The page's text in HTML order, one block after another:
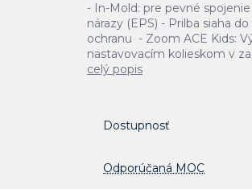
- In-Mold: pre pevné
nárazy (EPS) - Prilba siaha
ochranu - Zoom ACE Kids:
nastavovacím kolieskom v
celý popis
Dostupnosť
Odporúčaná MOC